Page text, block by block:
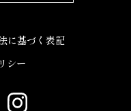
に基づく表記
シー